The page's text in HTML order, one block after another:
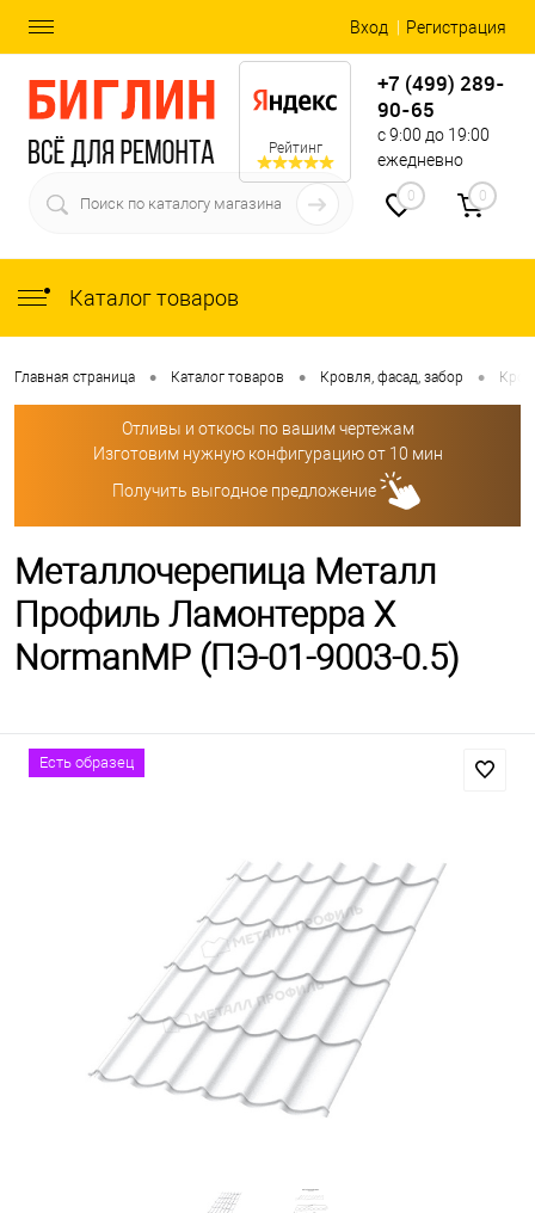
Вход Регистрация
Рейтинг
+7 (499) 289-
90-65
с 9:00 до 19:00
ежедневно
0 0
Каталог товаров
Главная страница • Каталог товаров • Кровля, фасад, забор •
Отливы и откосы по вашим чертежам
Изготовим нужную конфигурацию от 10 мин
Получить выгодное предложение
Металлочерепица Металл
Профиль Ламонтерра X
NormanMP (ПЭ-01-9003-0.5)
Есть образец